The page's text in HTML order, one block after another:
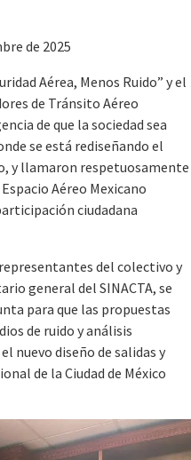
de 2025
Aérea, Menos Ruido” y el
de Tránsito Aéreo
de que la sociedad sea
se está rediseñando el
y llamaron respetuosamente
Aéreo Mexicano
ciudadana
del colectivo y
general del SINACTA, se
para que las propuestas
de ruido y análisis
nuevo diseño de salidas y
de la Ciudad de México